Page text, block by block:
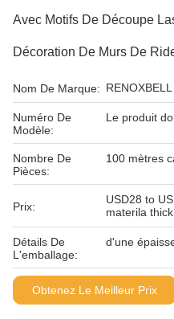
Avec Motifs De Découpe
Décoration De Murs De
Nom De Marque: RENOXBELL
Numéro De
Modèle:
Le produit
Nombre De
Pièces:
100 mètres
Prix:
USD28 to
materila
Détails De
L'emballage:
d'une
Conditions De
Paiement:
T/T, L/C,
Obtenez Le Meilleur Prix